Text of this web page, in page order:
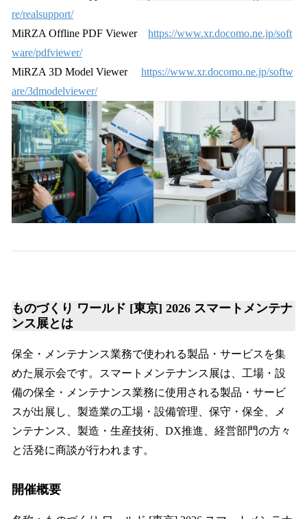
re/realsupport/
MiRZA Offline PDF Viewer https://www.xr.docomo.ne.jp/soft
ware/pdfviewer/
MiRZA 3D Model Viewer https://www.xr.docomo.ne.jp/softw
are/3dmodelviewer/
ものづくり ワールド [東京] 2026 スマートメンテナ
ンス展とは
保全・メンテナンス業務で使われる製品・サービスを集
めた展示会です。スマートメンテナンス展は、工場・設
備の保全・メンテナンス業務に使用される製品・サービ
スが出展し、製造業の工場・設備管理、保守・保全、メ
ンテナンス、製造・生産技術、DX推進、経営部門の方々
と活発に商談が行われます。
開催概要